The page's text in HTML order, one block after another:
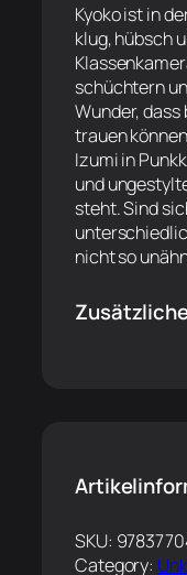
Kyoko ist in
klug, hübsch
schüchtern
Wunder, dass
trauen
Izumi in
und
steht. Sind
nicht so
SKU:
Category: